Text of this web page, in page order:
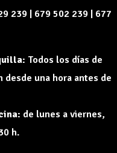
239 | 679 502 239 | 677
Todos los días de
desde una hora antes de
de lunes a viernes,
h.